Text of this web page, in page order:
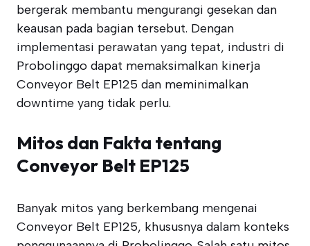
bergerak membantu mengurangi gesekan dan
keausan pada bagian tersebut. Dengan
implementasi perawatan yang tepat, industri di
Probolinggo dapat memaksimalkan kinerja
Conveyor Belt EP125 dan meminimalkan
downtime yang tidak perlu.
Mitos dan Fakta tentang
Conveyor Belt EP125
Banyak mitos yang berkembang mengenai
Conveyor Belt EP125, khususnya dalam konteks